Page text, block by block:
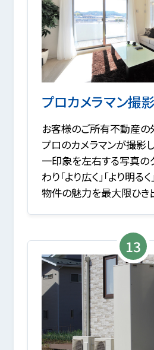
プロカメラマン撮影
お客様のご所有不動産の
プロのカメラマンが撮影
一印象を左右する写真の
わり「より広く」「より明る
物件の魅力を最大限ひき
13